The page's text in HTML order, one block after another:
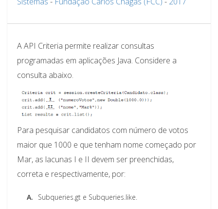
A API Criteria permite realizar consultas
programadas em aplicações Java. Considere a
consulta abaixo.
Para pesquisar candidatos com número de votos
maior que 1000 e que tenham nome começado por
Mar, as lacunas I e II devem ser preenchidas,
correta e respectivamente, por:
A. Subqueries.gt e Subqueries.like.